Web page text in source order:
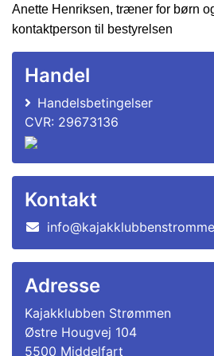
Anette Henriksen, træner for børn
kontaktperson til bestyrelsen
Handel
Handelsbetingelser
CVR: 29673136
Kontakt
Adresse
Kajakklubben Strømmen
Østre Hougvej 104
5500 Middelfart